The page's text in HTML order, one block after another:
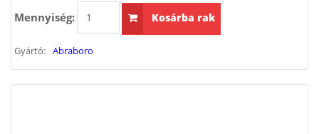
Mennyiség: Kosárba rak
Gyártó: Abraboro